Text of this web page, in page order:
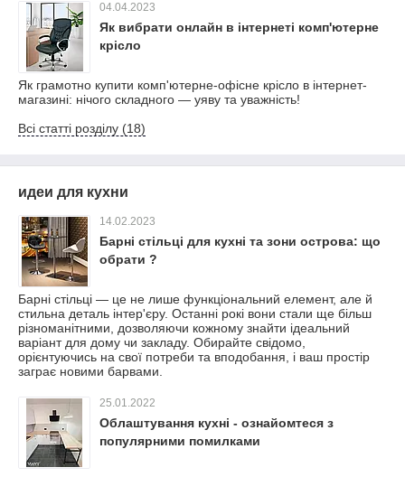
04.04.2023
Як вибрати онлайн в інтернеті комп'ютерне
крісло
Як грамотно купити комп'ютерне-офісне крісло в інтернет-
магазині: нічого складного — уяву та уважність!
Всі статті розділу (18)
идеи для кухни
14.02.2023
Барні стільці для кухні та зони острова: що
обрати ?
Барні стільці — це не лише функціональний елемент, але й
стильна деталь інтер'єру. Останні рокі вони стали ще більш
різноманітними, дозволяючи кожному знайти ідеальний
варіант для дому чи закладу. Обирайте свідомо,
орієнтуючись на свої потреби та вподобання, і ваш простір
заграє новими барвами.
25.01.2022
Облаштування кухні - ознайомтеся з
популярними помилками